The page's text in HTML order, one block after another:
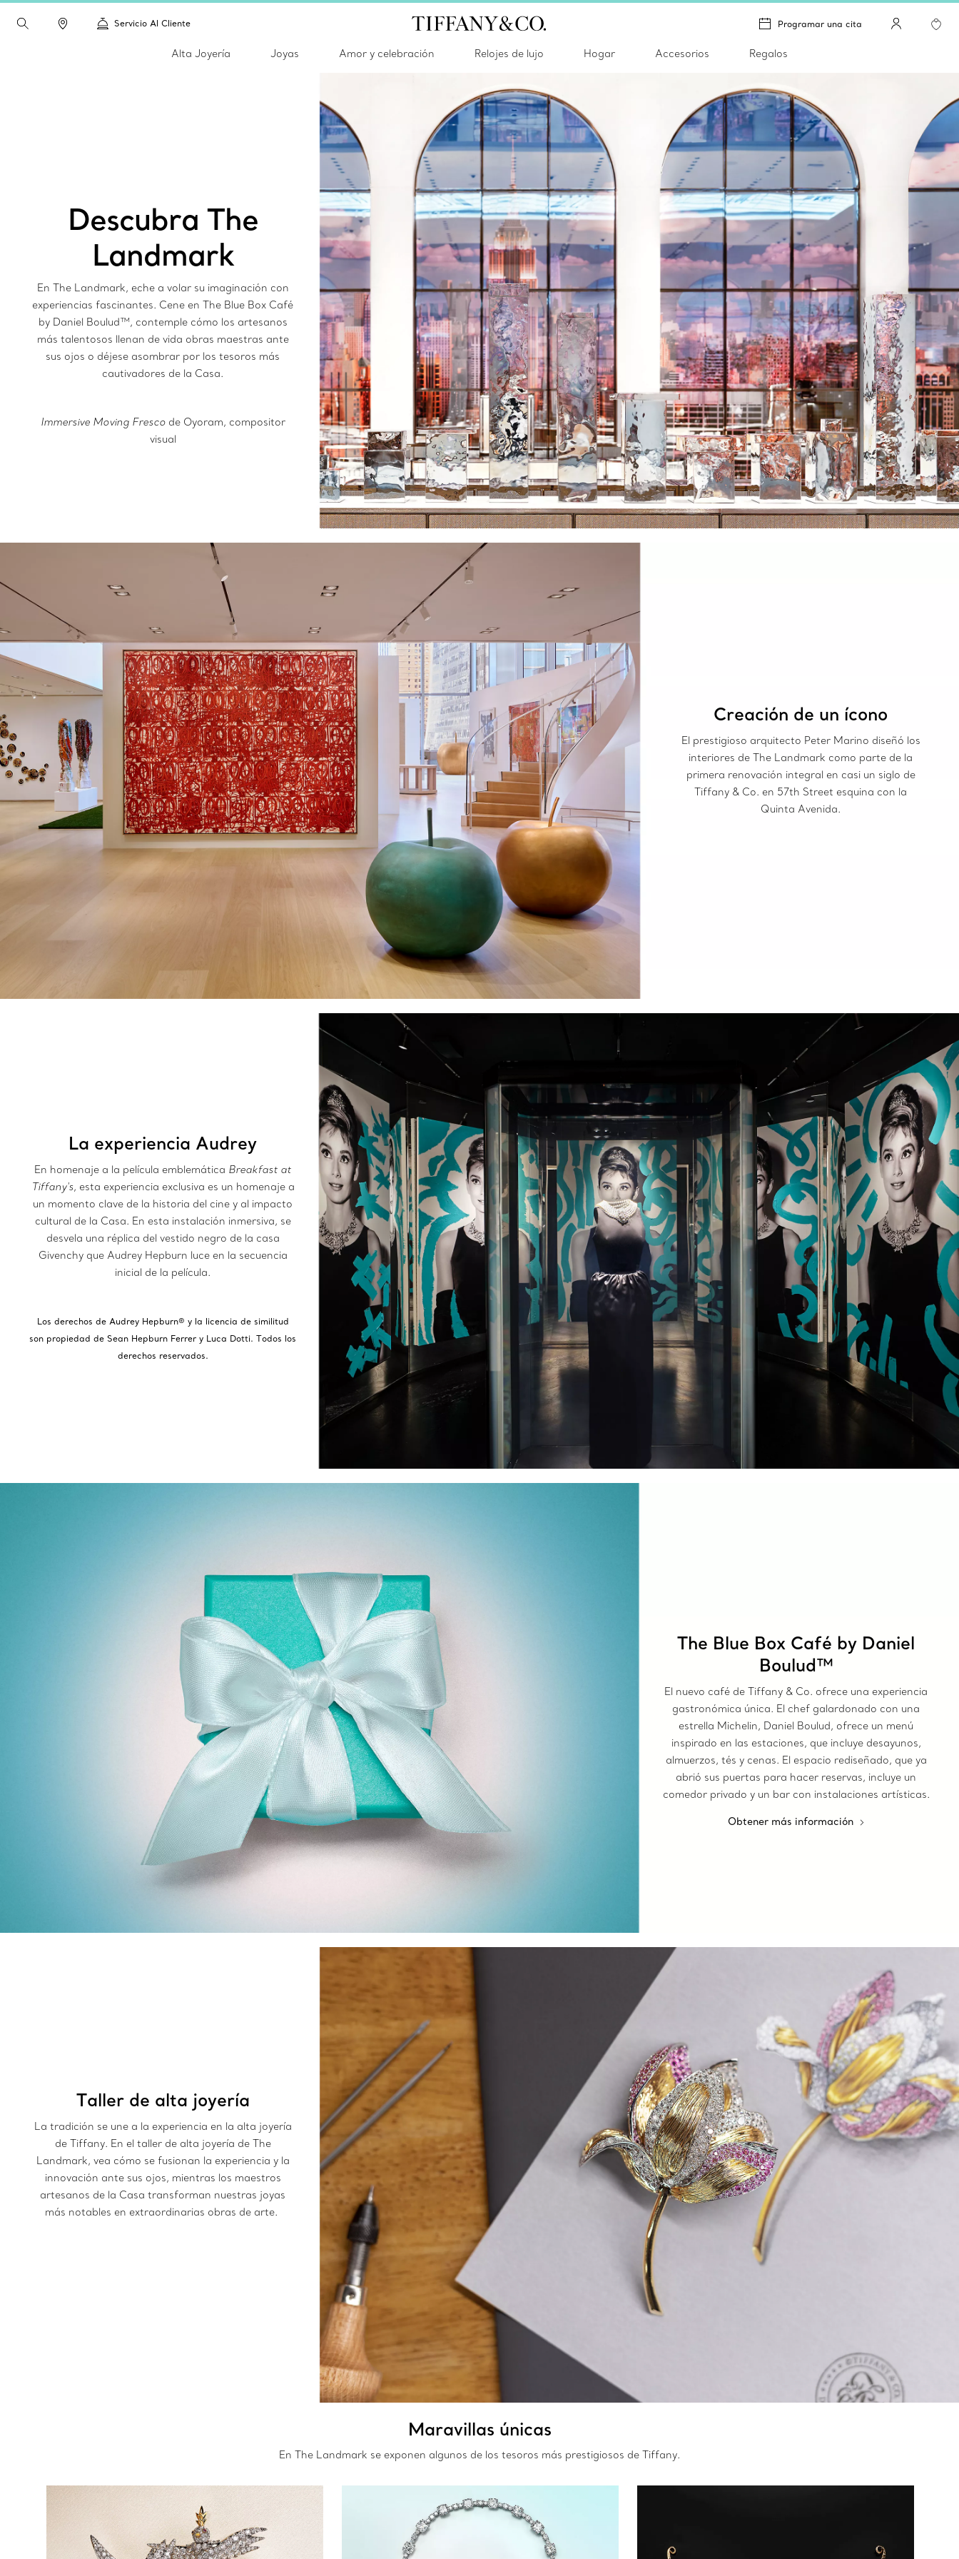
Servicio Al Cliente Programar una cita
Alta Joyería Joyas Amor y celebración Relojes de lujo Hogar Accesorios Regalos
Descubra The
Landmark
En The Landmark, eche a volar su imaginación con
experiencias fascinantes. Cene en The Blue Box Café
by Daniel Boulud™, contemple cómo los artesanos
más talentosos llenan de vida obras maestras ante
sus ojos o déjese asombrar por los tesoros más
cautivadores de la Casa.
Immersive Moving Frescode Oyoram, compositor
visual
Creación de un ícono
El prestigioso arquitecto Peter Marino diseñó los
interiores de The Landmark como parte de la
primera renovación integral en casi un siglo de
Tiffany & Co. en 57th Street esquina con la
Quinta Avenida.
La experiencia Audrey
En homenaje a la película emblemática Breakfast at
Tiffany's, esta experiencia exclusiva es un homenaje a
un momento clave de la historia del cine y al impacto
cultural de la Casa. En esta instalación inmersiva, se
desvela una réplica del vestido negro de la casa
Givenchy que Audrey Hepburn luce en la secuencia
inicial de la película.
Los derechos de Audrey Hepburn® y la licencia de similitud
son propiedad de Sean Hepburn Ferrer y Luca Dotti. Todos los
derechos reservados.
The Blue Box Café by Daniel
Boulud™
El nuevo café de Tiffany & Co. ofrece una experiencia
gastronómica única. El chef galardonado con una
estrella Michelin, Daniel Boulud, ofrece un menú
inspirado en las estaciones, que incluye desayunos,
almuerzos, tés y cenas. El espacio rediseñado, que ya
abrió sus puertas para hacer reservas, incluye un
comedor privado y un bar con instalaciones artísticas.
Obtener más información
Taller de alta joyería
La tradición se une a la experiencia en la alta joyería
de Tiffany. En el taller de alta joyería de The
Landmark, vea cómo se fusionan la experiencia y la
innovación ante sus ojos, mientras los maestros
artesanos de la Casa transforman nuestras joyas
más notables en extraordinarias obras de arte.
Maravillas únicas
En The Landmark se exponen algunos de los tesoros más prestigiosos de Tiffany.